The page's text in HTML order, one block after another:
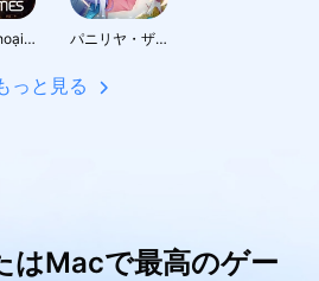
Huyền Thoại Runeterra パニリヤ・ザ・リバイバル
っと見る
はMacで最高のゲー